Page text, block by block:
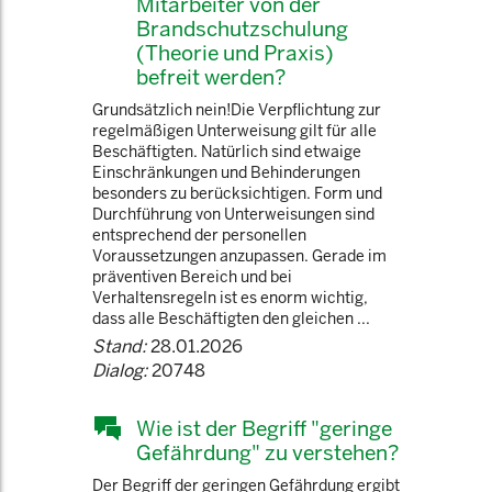
Brandschutzschulung
(Theorie und Praxis)
befreit werden?
Grundsätzlich nein!Die Verpflichtung zur
regelmäßigen Unterweisung gilt für alle
Beschäftigten. Natürlich sind etwaige
Einschränkungen und Behinderungen
besonders zu berücksichtigen. Form und
Durchführung von Unterweisungen sind
entsprechend der personellen
Voraussetzungen anzupassen. Gerade im
präventiven Bereich und bei
Verhaltensregeln ist es enorm wichtig,
dass alle Beschäftigten den gleichen ...
Stand:28.01.2026
Dialog:20748
Wie ist der Begriff "geringe
Gefährdung" zu verstehen?
Der Begriff der geringen Gefährdung ergibt